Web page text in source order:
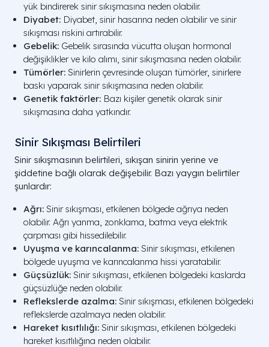
yük bindirerek sinir sıkışmasına neden olabilir.
Diyabet: Diyabet, sinir hasarına neden olabilir ve sinir
sıkışması riskini artırabilir.
Gebelik: Gebelik sırasında vücutta oluşan hormonal
değişiklikler ve kilo alımı, sinir sıkışmasına neden olabilir.
Tümörler: Sinirlerin çevresinde oluşan tümörler, sinirlere
baskı yaparak sinir sıkışmasına neden olabilir.
Genetik faktörler: Bazı kişiler genetik olarak sinir
sıkışmasına daha yatkındır.
Sinir Sıkışması Belirtileri
Sinir sıkışmasının belirtileri, sıkışan sinirin yerine ve
şiddetine bağlı olarak değişebilir. Bazı yaygın belirtiler
şunlardır:
Ağrı: Sinir sıkışması, etkilenen bölgede ağrıya neden
olabilir. Ağrı yanma, zonklama, batma veya elektrik
çarpması gibi hissedilebilir.
Uyuşma ve karıncalanma: Sinir sıkışması, etkilenen
bölgede uyuşma ve karıncalanma hissi yaratabilir.
Güçsüzlük: Sinir sıkışması, etkilenen bölgedeki kaslarda
güçsüzlüğe neden olabilir.
Reflekslerde azalma: Sinir sıkışması, etkilenen bölgedeki
reflekslerde azalmaya neden olabilir.
Hareket kısıtlılığı: Sinir sıkışması, etkilenen bölgedeki
hareket kısıtlılığına neden olabilir.